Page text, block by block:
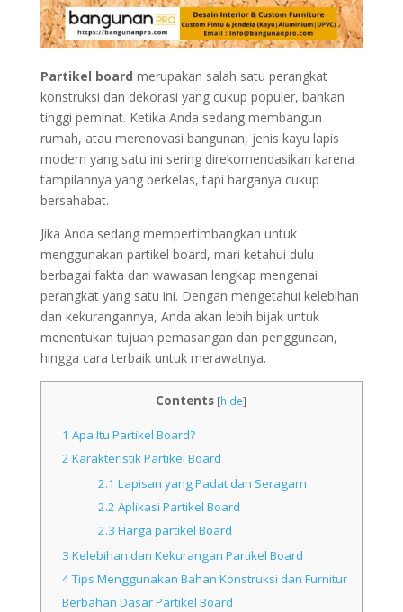
Partikel board merupakan salah satu perangkat
konstruksi dan dekorasi yang cukup populer, bahkan
tinggi peminat. Ketika Anda sedang membangun
rumah, atau merenovasi bangunan, jenis kayu lapis
modern yang satu ini sering direkomendasikan karena
tampilannya yang berkelas, tapi harganya cukup
bersahabat.
Jika Anda sedang mempertimbangkan untuk
menggunakan partikel board, mari ketahui dulu
berbagai fakta dan wawasan lengkap mengenai
perangkat yang satu ini. Dengan mengetahui kelebihan
dan kekurangannya, Anda akan lebih bijak untuk
menentukan tujuan pemasangan dan penggunaan,
hingga cara terbaik untuk merawatnya.
Contents [hide]
1 Apa Itu Partikel Board?
2 Karakteristik Partikel Board
2.1 Lapisan yang Padat dan Seragam
2.2 Aplikasi Partikel Board
2.3 Harga partikel Board
3 Kelebihan dan Kekurangan Partikel Board
4Tips Menggunakan Bahan Konstruksi dan Furnitur
Berbahan Dasar Partikel Board